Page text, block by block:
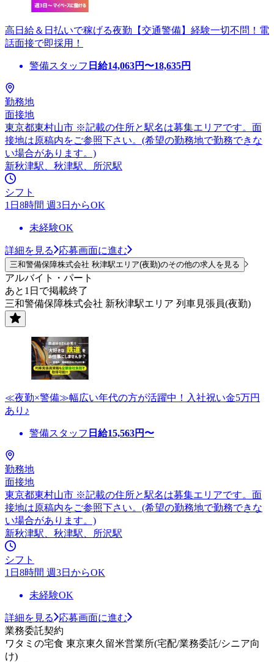
高日給＆日払いで稼げる夜勤【交通警備】経験一切不問！電
話面接で即採用！
警備スタッフ 日給14,063円〜18,635円
勤務地
面接地
東京都東村山市 ※記載の住所と駅名は募集エリアです。面
接地は原稿内をご参照下さい。(希望の勤務地で勤務できな
い場合があります。)
新秋津駅、秋津駅、所沢駅
シフト
1日8時間 週3日からOK
未経験OK
詳細を見る 応募画面に進む
三和警備保障株式会社 秋津駅エリア(夜勤)のその他の求人を見る
アルバイト・パート
あと1日で掲載終了
三和警備保障株式会社 新秋津駅エリア 列車見張員(夜勤)
≪夜勤×警備≫幅広い年代の方が活躍中！入社祝い金5万円
あり♪
警備スタッフ 日給15,563円〜
勤務地
面接地
東京都東村山市 ※記載の住所と駅名は募集エリアです。面
接地は原稿内をご参照下さい。(希望の勤務地で勤務できな
い場合があります。)
新秋津駅、秋津駅、所沢駅
シフト
1日8時間 週3日からOK
未経験OK
詳細を見る
応募画面に進む
業務委託契約
ワタミの宅食 東京東久留米営業所(宅配/業務委託/シニア向
け)